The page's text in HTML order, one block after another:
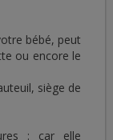
bébé, peut
ou encore le
siège de
: car elle